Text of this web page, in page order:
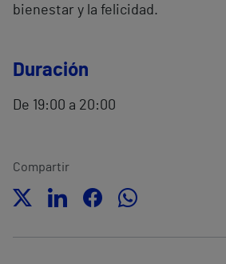
bienestar y la felicidad.
Duración
De 19:00 a 20:00
Compartir